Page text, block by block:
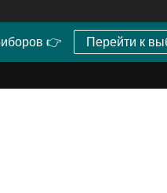
👉 Перейти к